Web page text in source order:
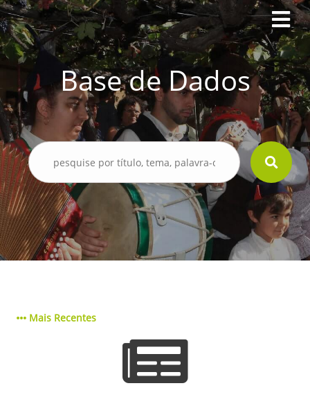
Base de Dados
Mais Recentes